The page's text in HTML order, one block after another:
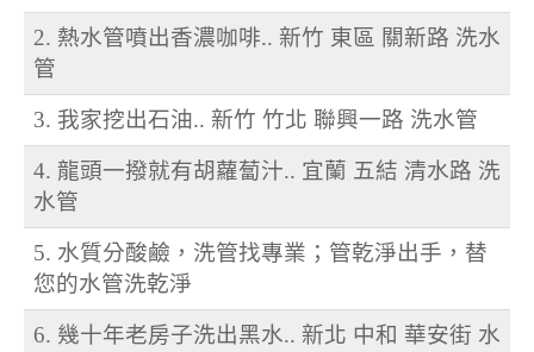
2. 熱水管噴出香濃咖啡.. 新竹 東區 關新路 洗水
管
3. 我家挖出石油.. 新竹 竹北 聯興一路 洗水管
4. 龍頭一撥就有胡蘿蔔汁.. 宜蘭 五結 清水路 洗
水管
5. 水質分酸鹼，洗管找專業；管乾淨出手，替
您的水管洗乾淨
6. 幾十年老房子洗出黑水.. 新北 中和 華安街 水